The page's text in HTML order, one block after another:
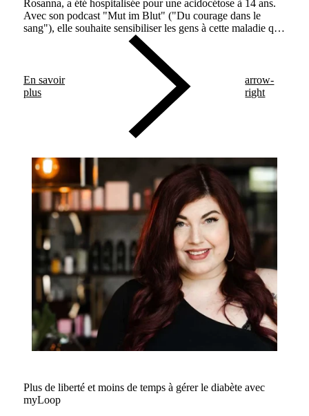
Rosanna, a été hospitalisée pour une acidocétose à 14 ans.
Avec son podcast "Mut im Blut" ("Du courage dans le
sang"), elle souhaite sensibiliser les gens à cette maladie qui
vous suit votre vie entière et encourager les personnes
En savoir
plus
arrow-
right
Plus de liberté et moins de temps à gérer le diabète avec
myLoop